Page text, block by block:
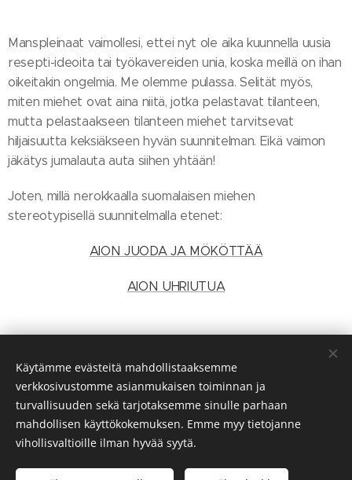
Manspleinaat vaimollesi, ettei nyt ole aika kuunnella uusia
resepti-ideoita tai työkavereiden unia, koska meillä on ihan
oikeitakin ongelmia. Me olemme pulassa. Selität myös,
miten miehet ovat aina niitä, jotka pelastavat tilanteen,
mutta pelastaakseen tilanteen miehet tarvitsevat
hiljaisuutta keksiäkseen hyvän suunnitelman. Eikä vaimon
jäkätys jumalauta auta siihen yhtään!
Joten, millä nerokkaalla suomalaisen miehen
stereotypisellä suunnitelmalla etenet:
AION JUODA JA MÖKÖTTÄÄ
AION UHRIUTUA
ELOKUUN 2026UUDELLEENNOSTONA:
Sähköpostihuijari joka ei taida katsoa
paljon elokuvia
Julkaistu alunperin 16.11.2015
Käytämme evästeitä mahdollistaaksemme
verkkosivustomme asianmukaisen toiminnan ja
turvallisuuden sekä tarjotaksemme sinulle parhaan
mahdollisen käyttökokemuksen. Emme myy tietojanne
vihollisvaltioille ilman hyvää syytä.